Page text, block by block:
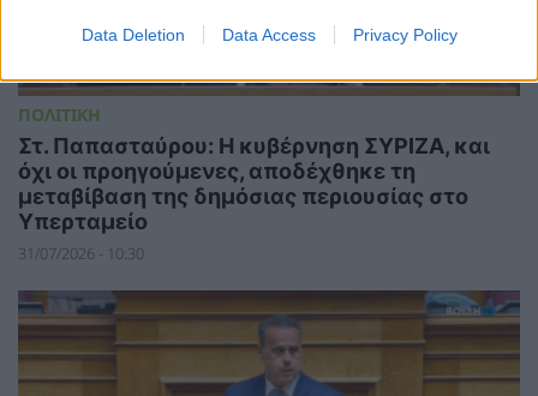
Data Deletion Data Access Privacy Policy
ΠΟΛΙΤΙΚΗ
Στ. Παπασταύρου: Η κυβέρνηση ΣΥΡΙΖΑ, και
όχι οι προηγούμενες, αποδέχθηκε τη
μεταβίβαση της δημόσιας περιουσίας στο
Υπερταμείο
31/07/2026 - 10:30